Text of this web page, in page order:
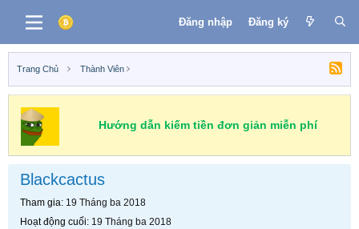
Đăng nhập Đăng ký
Trang Chủ Thành Viên
Hướng dẫn kiếm tiền đơn giản miễn phí
Blackcactus
Tham gia 19 Tháng ba 2018
Hoạt động cuối 19 Tháng ba 2018